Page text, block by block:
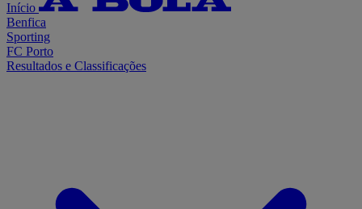
Início
Benfica
Sporting
FC Porto
Resultados e Classificações